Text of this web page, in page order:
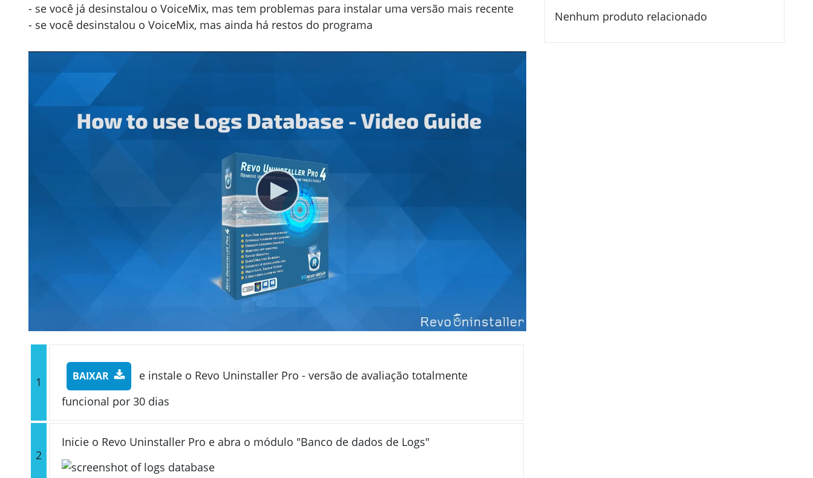
- se você já desinstalou o VoiceMix, mas tem problemas para instalar uma versão mais recente
- se você desinstalou o VoiceMix, mas ainda há restos do programa
1 BAIXAR
e instale o Revo Uninstaller Pro - versão de avaliação totalmente
funcional por 30 dias
2
Inicie o Revo Uninstaller Pro e abra o módulo "Banco de dados de Logs"
Nenhum produto relacionado